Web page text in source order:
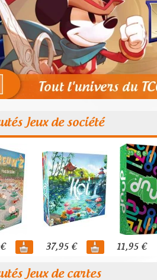
Jeux de société
37,95 € 11,95 €
Jeux de cartes